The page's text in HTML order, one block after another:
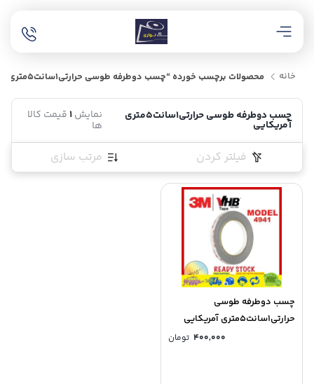
خانه محصولات برچسب خورده “چسب دوطرفه طوسی حرارتی1سانت5متری آمریکایی”
چسب دوطرفه طوسی حرارتی1سانت5متری
آمریکایی
نمایش1قیمت کالا
ها
فیلتر کردن مرتب سازی
چسب دوطرفه طوسی
حرارتی1سانت5متری آمریکایی
400,000 تومان